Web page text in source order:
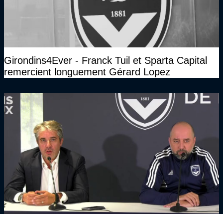
Girondins4Ever - Franck Tuil et Sparta Capital
remercient longuement Gérard Lopez